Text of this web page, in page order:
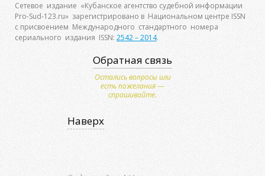
Сетевое издание «Кубанское агентство судебной информации
Pro-Sud-123.ru» зарегистрировано в Национальном центре ISSN
с присвоением Международного стандартного номера
сериального издания ISSN: 2542 – 2014.
Обратная связь
Остались вопросы или
есть пожелания —
спрашивайте.
Наверх